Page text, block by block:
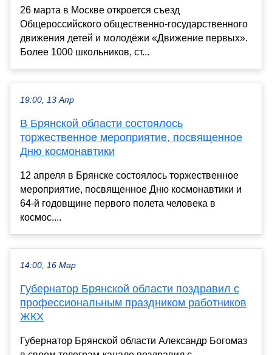
26 марта в Москве откроется съезд
Общероссийского общественно-государственного
движения детей и молодёжи «Движение первых».
Более 1000 школьников, ст...
19:00, 13 Апр
В Брянской области состоялось
торжественное мероприятие, посвященное
Дню космонавтики
12 апреля в Брянске состоялось торжественное
мероприятие, посвященное Дню космонавтики и
64-й годовщине первого полета человека в
космос....
14:00, 16 Мар
Губернатор Брянской области поздравил с
профессиональным праздником работников
ЖКХ
Губернатор Брянской области Александр Богомаз